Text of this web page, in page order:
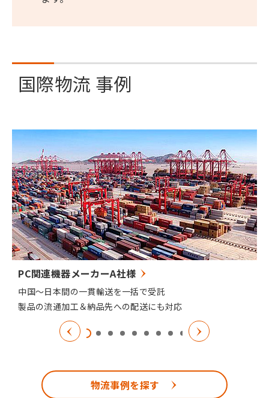
国際物流 事例
PC関連機器メーカーA社様
中国～日本間の一貫輸送を一括で受託
製品の流通加工＆納品先への配送にも対応
物流事例を探す